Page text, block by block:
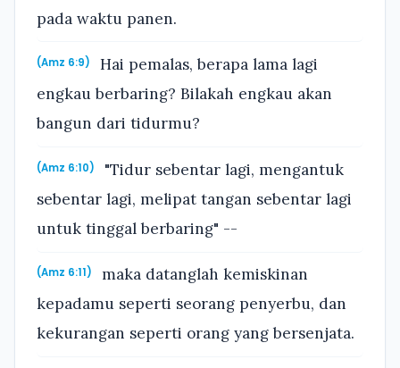
pada waktu panen.
(Amz 6:9)
Hai pemalas, berapa lama lagi
engkau berbaring? Bilakah engkau akan
bangun dari tidurmu?
(Amz 6:10)
"Tidur sebentar lagi, mengantuk
sebentar lagi, melipat tangan sebentar lagi
untuk tinggal berbaring" --
(Amz 6:11)
maka datanglah kemiskinan
kepadamu seperti seorang penyerbu, dan
kekurangan seperti orang yang bersenjata.